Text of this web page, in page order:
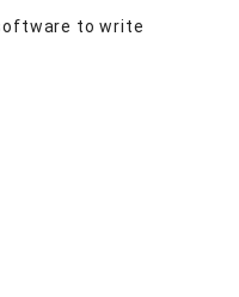
to write